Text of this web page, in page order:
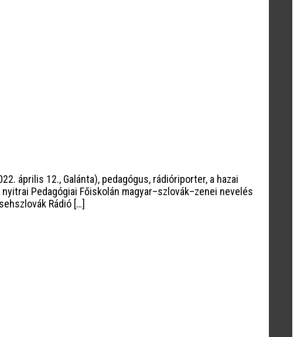
április 12., Galánta), pedagógus, rádióriporter, a hazai
Pedagógiai Főiskolán magyar–szlovák–zenei nevelés
Rádió […]